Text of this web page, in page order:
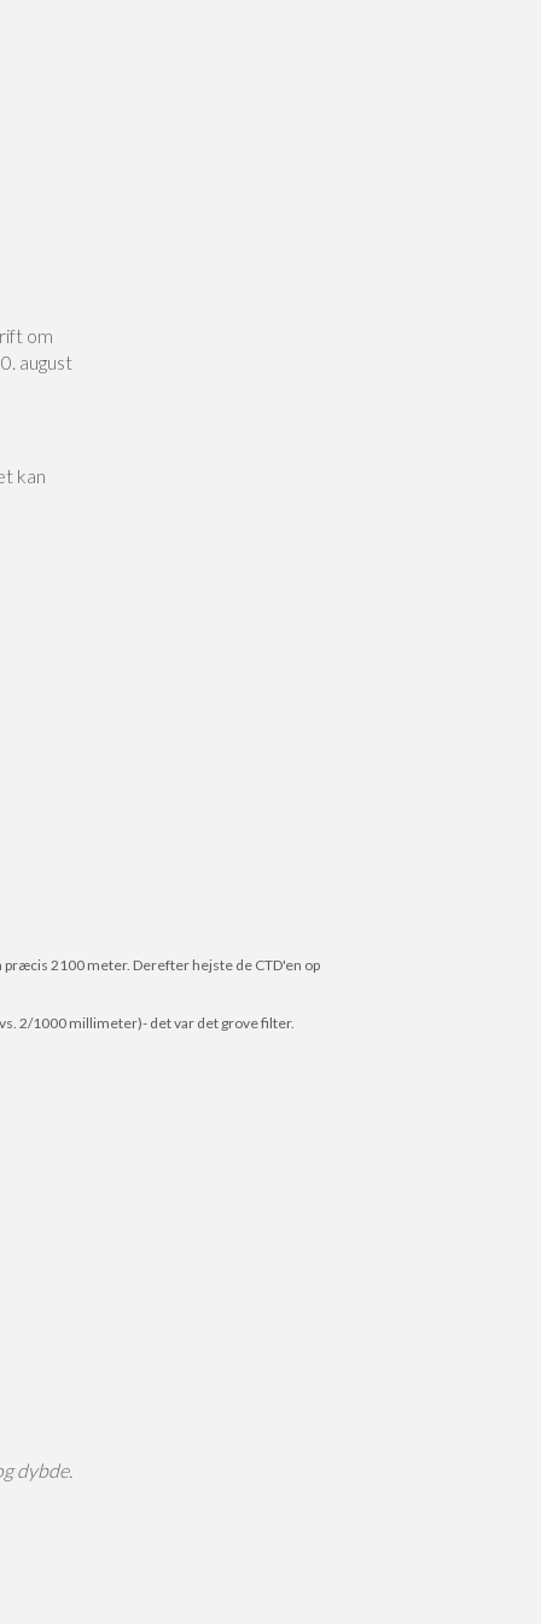
om
august
kan
præcis 2100 meter. Derefter hejste de CTD'en op
2/1000 millimeter)- det var det grove filter.
dybde.